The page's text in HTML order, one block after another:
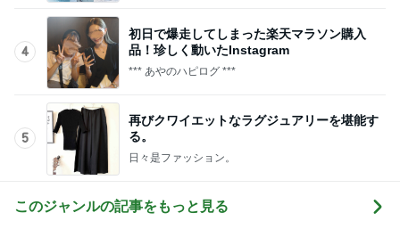
4
初日で爆走してしまった楽天マラソン購入
品！珍しく動いたInstagram
*** あやのハピログ ***
5
再びクワイエットなラグジュアリーを堪能す
る。
日々是ファッション。
このジャンルの記事をもっと見る